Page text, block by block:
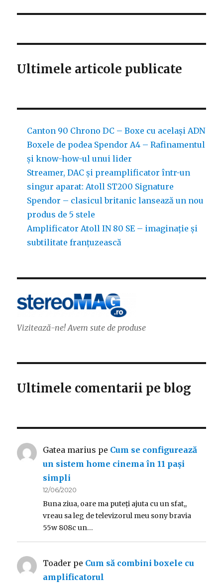
Ultimele articole publicate
Canton 90 Chrono DC – Boxe cu același ADN
Boxele de podea Spendor A4 – Rafinamentul
și know-how-ul unui lider
Streamer, DAC și preamplificator într-un
singur aparat: Atoll ST200 Signature
Spendor – clasicul britanic lansează un nou
produs de 5 stele
Amplificator Atoll IN 80 SE – imaginație și
subtilitate franțuzească
Vizitează-ne! Avem sute de produse
Ultimele comentarii pe blog
Gatea marius pe Cum se configurează
un sistem home cinema în 11 pași
simpli
12/06/2020
Buna ziua, oare ma puteți ajuta cu un sfat,,
vreau sa leg de televizorul meu sony bravia
55w 808c un…
Toader pe Cum să combini boxele cu
amplificatorul